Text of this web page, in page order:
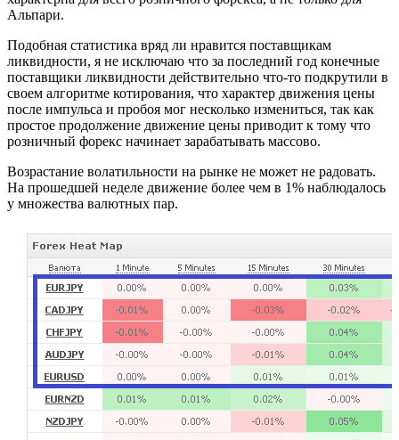
Альпари.
Подобная статистика вряд ли нравится поставщикам
ликвидности, я не исключаю что за последний год конечные
поставщики ликвидности действительно что-то подкрутили в
своем алгоритме котирования, что характер движения цены
после импульса и пробоя мог несколько измениться, так как
простое продолжение движение цены приводит к тому что
розничный форекс начинает зарабатывать массово.
Возрастание волатильности на рынке не может не радовать.
На прошедшей неделе движение более чем в 1% наблюдалось
у множества валютных пар.